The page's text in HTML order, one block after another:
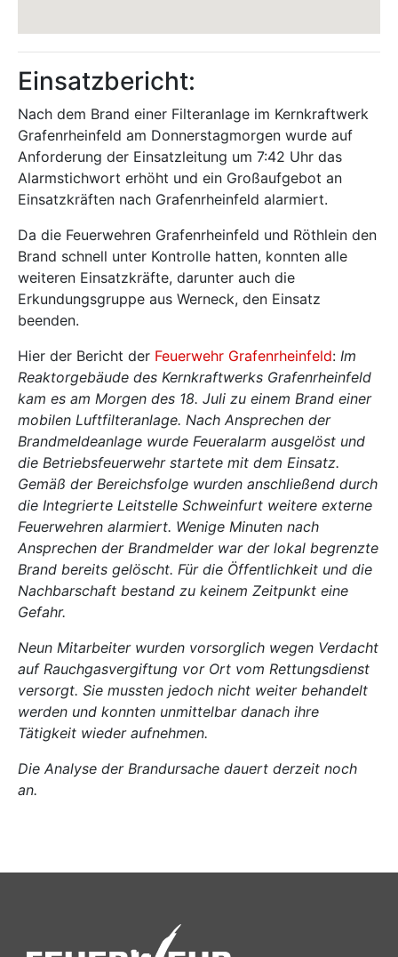
Einsatzbericht:
Nach dem Brand einer Filteranlage im Kernkraftwerk
Grafenrheinfeld am Donnerstagmorgen wurde auf
Anforderung der Einsatzleitung um 7:42 Uhr das
Alarmstichwort erhöht und ein Großaufgebot an
Einsatzkräften nach Grafenrheinfeld alarmiert.
Da die Feuerwehren Grafenrheinfeld und Röthlein den
Brand schnell unter Kontrolle hatten, konnten alle
weiteren Einsatzkräfte, darunter auch die
Erkundungsgruppe aus Werneck, den Einsatz
beenden.
Hier der Bericht der Feuerwehr Grafenrheinfeld: Im
Reaktorgebäude des Kernkraftwerks Grafenrheinfeld
kam es am Morgen des 18. Juli zu einem Brand einer
mobilen Luftfilteranlage. Nach Ansprechen der
Brandmeldeanlage wurde Feueralarm ausgelöst und
die Betriebsfeuerwehr startete mit dem Einsatz.
Gemäß der Bereichsfolge wurden anschließend durch
die Integrierte Leitstelle Schweinfurt weitere externe
Feuerwehren alarmiert. Wenige Minuten nach
Ansprechen der Brandmelder war der lokal begrenzte
Brand bereits gelöscht. Für die Öffentlichkeit und die
Nachbarschaft bestand zu keinem Zeitpunkt eine
Gefahr.
Neun Mitarbeiter wurden vorsorglich wegen Verdacht
auf Rauchgasvergiftung vor Ort vom Rettungsdienst
versorgt. Sie mussten jedoch nicht weiter behandelt
werden und konnten unmittelbar danach ihre
Tätigkeit wieder aufnehmen.
Die Analyse der Brandursache dauert derzeit noch
an.